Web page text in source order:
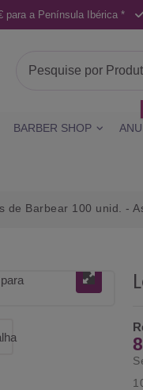
para a Península Ibérica *
BARBER SHOP
de Barbear 100 unid. -